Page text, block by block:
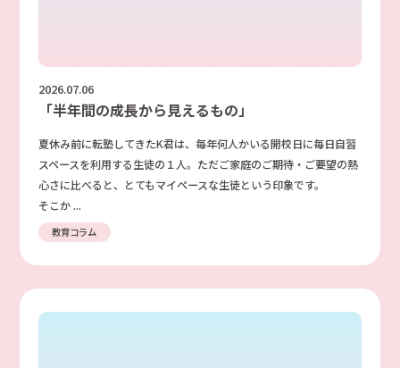
2026.07.06
「半年間の成長から見えるもの」
夏休み前に転塾してきたK君は、毎年何人かいる開校日に毎日自習
スペースを利用する生徒の１人。ただご家庭のご期待・ご要望の熱
心さに比べると、とてもマイペースな生徒という印象です。
そこか ...
教育コラム